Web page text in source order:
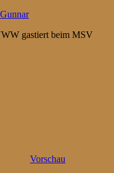
Gunnar
gastiert beim MSV
Vorschau